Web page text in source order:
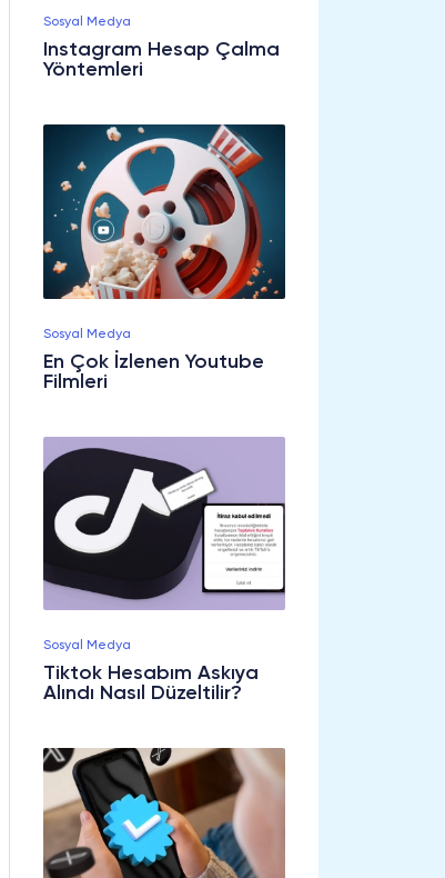
Sosyal Medya
Instagram Hesap Çalma
Yöntemleri
Sosyal Medya
En Çok İzlenen Youtube
Filmleri
Sosyal Medya
Tiktok Hesabım Askıya
Alındı Nasıl Düzeltilir?